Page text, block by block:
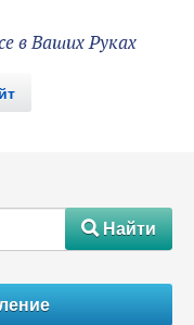
в Ваших Руках
#Найти